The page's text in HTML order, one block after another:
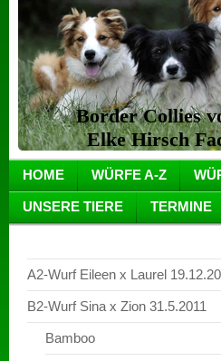
Border Collies
Elke Hirsch
HOME WÜRFE A-Z
UNSERE TIERE TERMINE
A2-Wurf Eileen x Laurel
B2-Wurf Sina x Zion 31.5.2011
Bamboo